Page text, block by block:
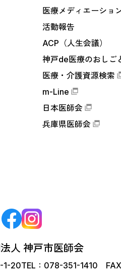
医療メディエーショ
活動報告
ACP（人生会議）
神戸de医療のおしご
医療・介護資源検索
m-Line
日本医師会
兵庫県医師会
人 神戸市医師会
1-20TEL：078-351-1410